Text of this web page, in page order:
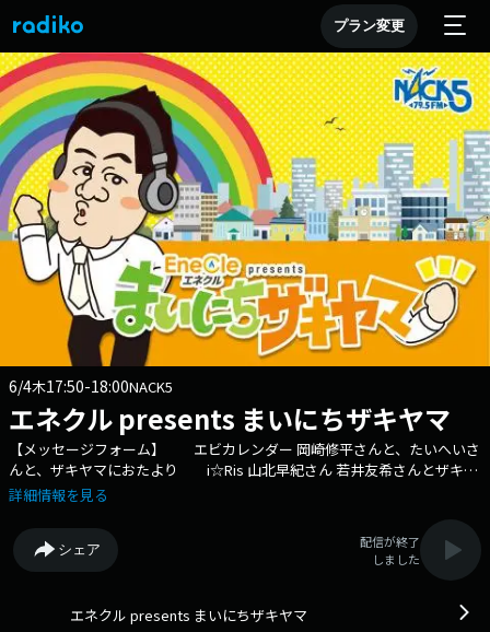
プラン変更
6/4木17:50-18:00NACK5
エネクル presents まいにちザキヤマ
【メッセージフォーム】 エビカレンダー 岡崎修平さんと、たいへいさ
んと、ザキヤマにおたより i☆Ris 山北早紀さん 若井友希さんとザキヤ
マにおたより フリーメッセージ リクエスト
詳細情報を見る
シェア
配信が終了
しました
エネクル presents まいにちザキヤマ